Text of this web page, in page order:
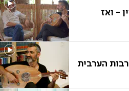
- ואז
הערבית